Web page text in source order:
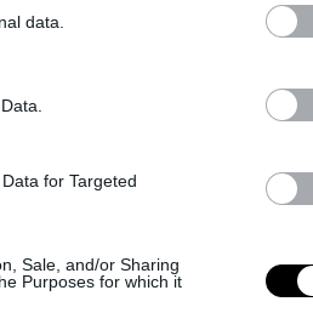
data.
for Targeted
Sale, and/or Sharing
Purposes for which it